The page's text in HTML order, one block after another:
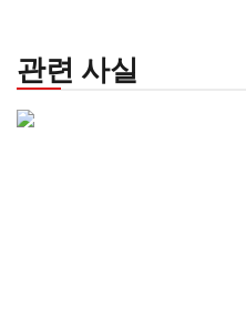
관련 사실